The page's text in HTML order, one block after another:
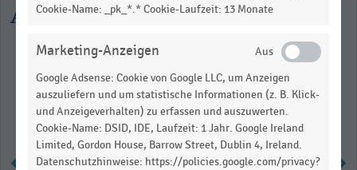
Ausgewählte Statistiken
Cookie-Name: _pk_*.* Cookie-Laufzeit: 13 Monate
Marketing-Anzeigen
Google Adsense: Cookie von Google LLC, um Anzeigen
auszuliefern und um statistische Informationen (z. B. Klick-
und Anzeigeverhalten) zu erfassen und auszuwerten.
Cookie-Name: DSID, IDE, Laufzeit: 1 Jahr. Google Ireland
Limited, Gordon House, Barrow Street, Dublin 4, Ireland.
Datenschutzhinweise: https://policies.google.com/privacy?